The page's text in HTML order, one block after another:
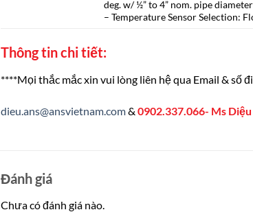
deg. w/ ½” to 4” nom. pipe
– Temperature Sensor Selection:
Thông tin chi tiết:
****Mọi thắc mắc xin vui lòng liên hệ qua Email & số
dieu.ans@ansvietnam.com& 0902.337.066- Ms Diệu
Đánh giá
Chưa có đánh giá nào.